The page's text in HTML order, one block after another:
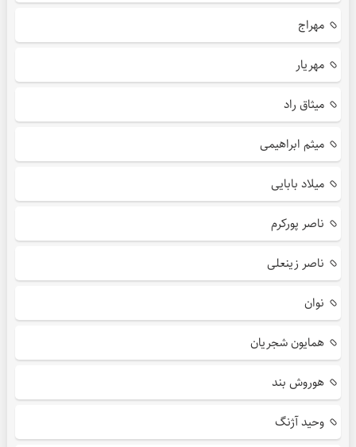
مهراج
مهریار
میثاق راد
میثم ابراهیمی
میلاد بابایی
ناصر پورکرم
ناصر زینعلی
نوان
همایون شجریان
هوروش بند
وحید آژنگ